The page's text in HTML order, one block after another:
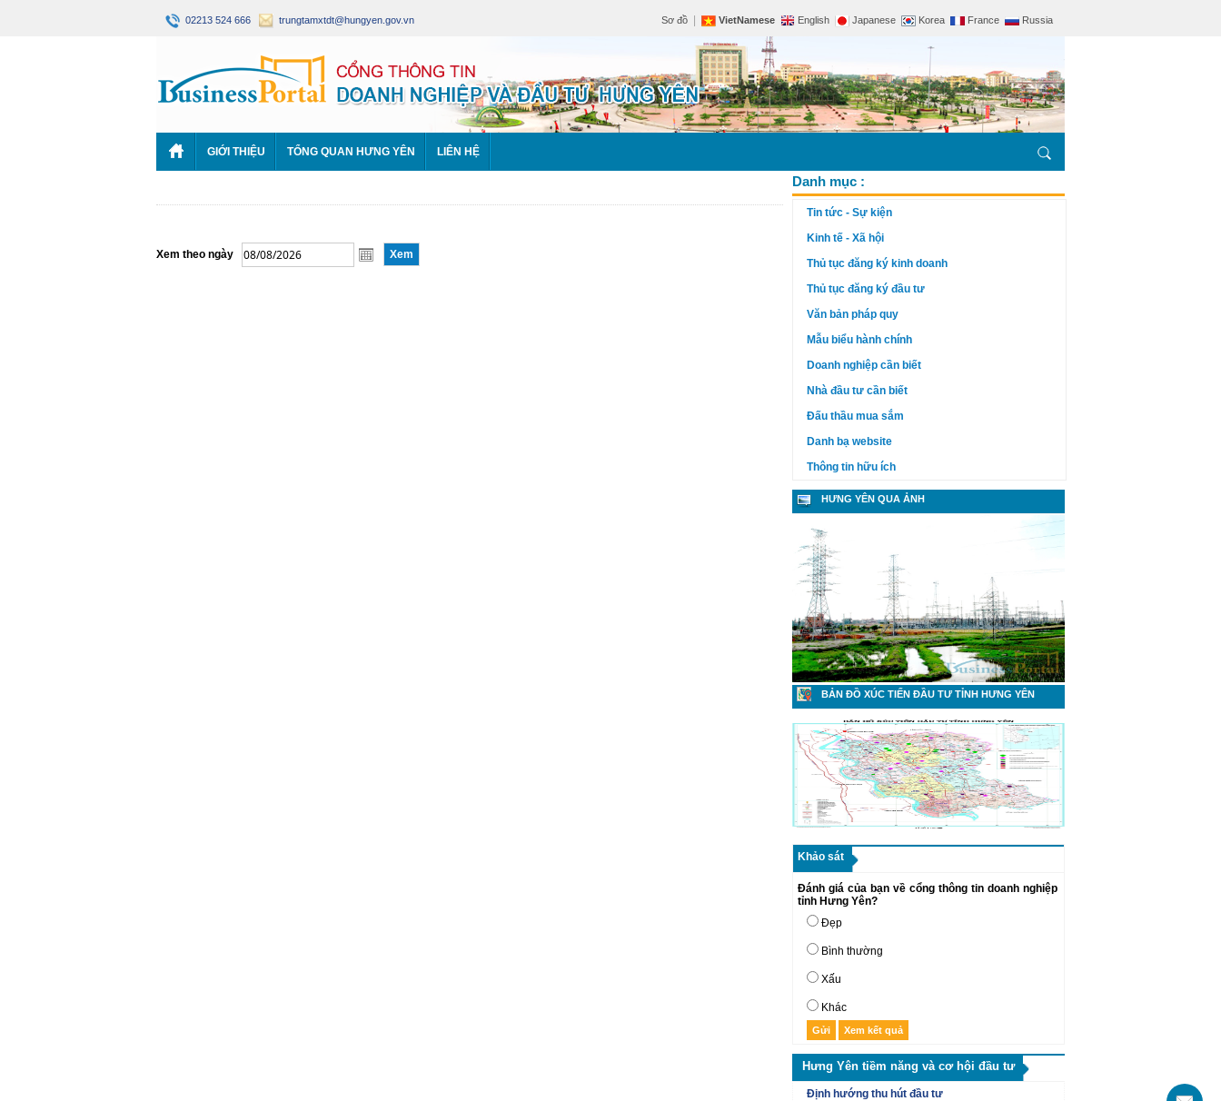
02213 524 666 trungtamxtdt@hungyen.gov.vn Sơ đồ VietNamese English Japanese Korea France Russia
GIỚI THIỆU TỔNG QUAN HƯNG YÊN LIÊN HỆ
Xem theo ngày
Danh mục :
Tin tức - Sự kiện
Kinh tế - Xã hội
Thủ tục đăng ký kinh doanh
Thủ tục đăng ký đầu tư
Văn bản pháp quy
Mẫu biểu hành chính
Doanh nghiệp cần biết
Nhà đầu tư cần biết
Đấu thầu mua sắm
Danh bạ website
Thông tin hữu ích
HƯNG YÊN QUA ẢNH
BẢN ĐỒ XÚC TIẾN ĐẦU TƯ TỈNH HƯNG YÊN
Khảo sát
Đánh giá của bạn về cổng thông tin doanh nghiệp
tỉnh Hưng Yên?
Đẹp
Bình thường
Xấu
Khác
Hưng Yên tiềm năng và cơ hội đầu tư
Định hướng thu hút đầu tư